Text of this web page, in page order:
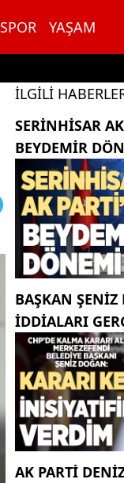
SPOR YAŞAM
İLGILI
SERINHISAR
BEYDEMIR
BAŞKAN
IDDIALARI
AK PARTI